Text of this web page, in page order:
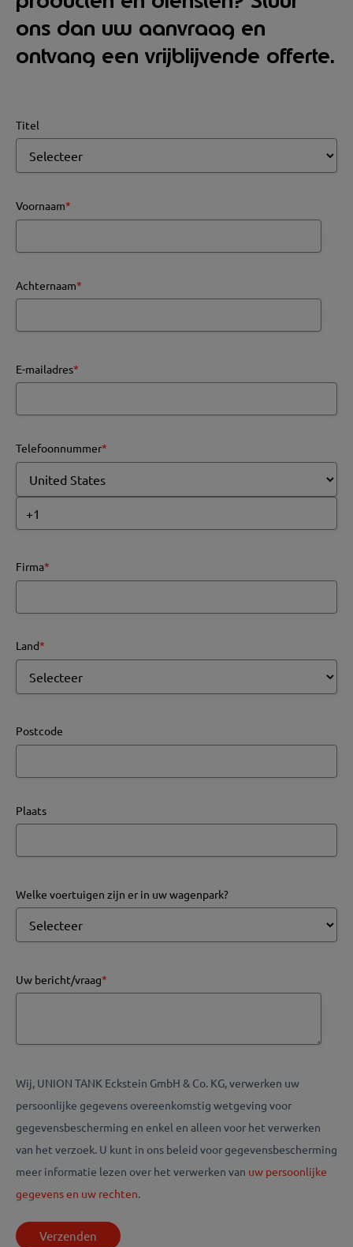
ons dan uw aanvraag en
ontvang een vrijblijvende offerte.
Titel
Voornaam*
Achternaam*
E-mailadres*
Telefoonnummer*
Firma*
Land*
Postcode
Plaats
Welke voertuigen zijn er in uw wagenpark?
Uw bericht/vraag*
Wij, UNION TANK Eckstein GmbH & Co. KG, verwerken uw
persoonlijke gegevens overeenkomstig wetgeving voor
gegevensbescherming en enkel en alleen voor het verwerken
van het verzoek. U kunt in ons beleid voor gegevensbescherming
meer informatie lezen over het verwerken van uw persoonlijke
gegevens en uw rechten.